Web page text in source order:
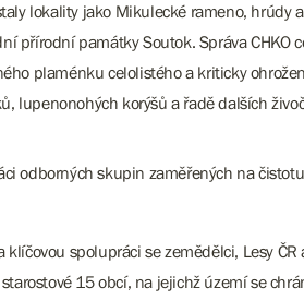
lokality jako Mikulecké rameno, hrúdy
přírodní památky Soutok. Správa CHKO
plaménku celolistého a kriticky
lupenonohých korýšů a řadě dalších
odborných skupin zaměřených na
spolupráci se zemědělci, Lesy ČR
15 obcí, na jejichž území se